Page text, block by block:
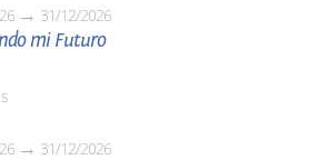
31/12/2026
mi Futuro
31/12/2026